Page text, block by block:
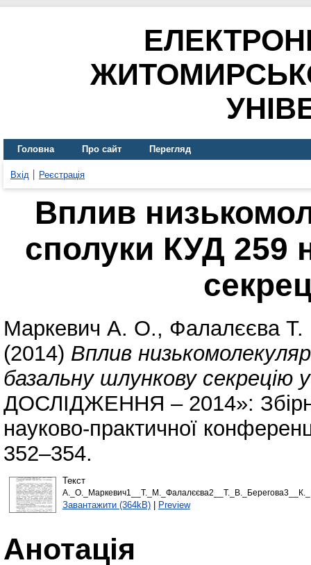
Головна Про сайт Перегляд
Вхід Реєстрація
Вплив
сполуки КУД 259
Маркевич А. О., Фалалєєва
(2014) Вплив
базальну шлункову секрецію
ДОСЛІДЖЕННЯ – 2014»:
науково-практичної
352–354.
Текст
Завантажити (364kB)| Preview
Анотація